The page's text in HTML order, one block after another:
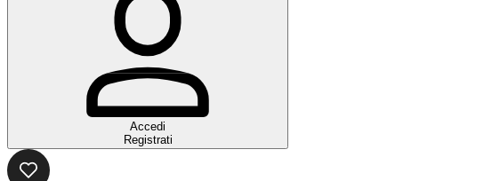
Accedi
Registrati